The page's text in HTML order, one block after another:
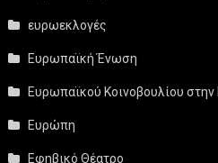
ευρωεκλογές
Ευρωπαϊκή Ένωση
Ευρωπαϊκού Κοινοβουλίου
Ευρώπη
Εφηβικό Θέατρο